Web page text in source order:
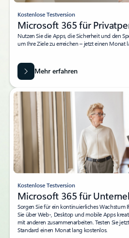
Kostenlose Testversion
Microsoft 365 für
Nutzen Sie die Apps, die Sicherheit und den
um Ihre Ziele zu erreichen – jetzt einen Monat
Mehr erfahren
Kostenlose Testversion
Microsoft 365 für
Sorgen Sie für ein kontinuierliches Wachstum
Sie über Web-, Desktop und mobile Apps
mit anderen zusammenarbeiten. Testen Sie
Standard einen Monat lang kostenlos.